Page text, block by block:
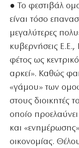
● Το φεστιβάλ
είναι τόσο
μεγαλύτερες
κυβερνήσεις Ε.Ε.,
φέτος ως
αρκεί». Καθώς
«γάμου» των
στους διοικητές
οποίο
και
οικονομίας.